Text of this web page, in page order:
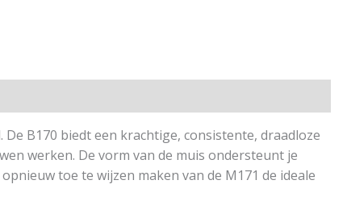
B170 biedt een krachtige, consistente, draadloze
werken. De vorm van de muis ondersteunt je
toe te wijzen maken van de M171 de ideale